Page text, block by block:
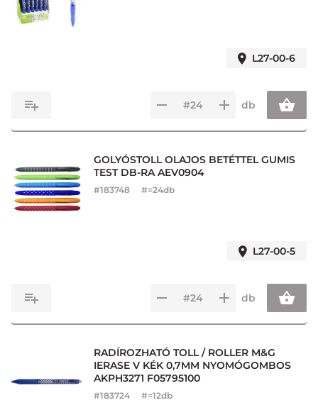
L27-00-6
db
GOLYÓSTOLL OLAJOS BETÉTTEL GUMIS
TEST DB-RA AEV0904
#183748 #=24db
L27-00-5
db
RADÍROZHATÓ TOLL / ROLLER M&G
IERASE V KÉK 0,7MM NYOMÓGOMBOS
AKPH3271 F05795100
#183724 #=12db